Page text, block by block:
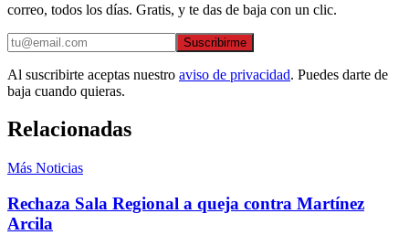
correo, todos los días. Gratis, y te das de baja con un clic.
Suscribirme
Al suscribirte aceptas nuestro aviso de privacidad. Puedes darte de
baja cuando quieras.
Relacionadas
Más Noticias
Rechaza Sala Regional a queja contra Martínez
Arcila